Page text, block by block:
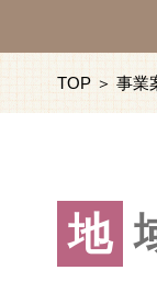
TOP＞ 事業
地